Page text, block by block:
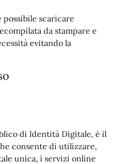
possibile scaricare
da stampare e
evitando la
di Identità Digitale, è il
consente di utilizzare,
unica, i servizi online